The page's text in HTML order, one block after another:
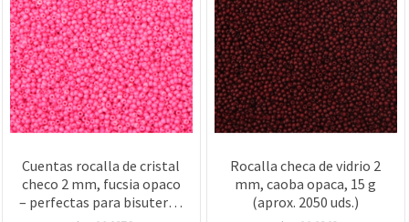
Cuentas rocalla de cristal
checo 2 mm, fucsia opaco
– perfectas para bisutería,
Rocalla checa de vidrio 2
mm, caoba opaca, 15 g
(aprox. 2050 uds.)